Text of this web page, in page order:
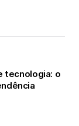
tecnologia: o